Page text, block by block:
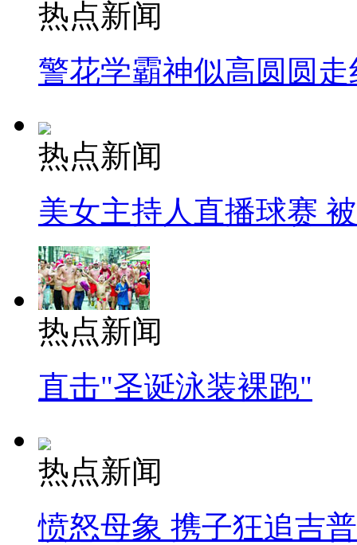
热点新闻
警花学霸神似高圆圆走
热点新闻
美女主持人直播球赛
热点新闻
直击"圣诞泳装裸跑"
热点新闻
愤怒母象 携子狂追吉